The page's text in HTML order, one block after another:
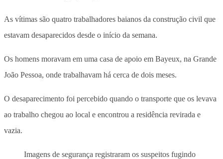
As vítimas são quatro trabalhadores baianos da construção civil que
estavam desaparecidos desde o início da semana.
Os homens moravam em uma casa de apoio em Bayeux, na Grande
João Pessoa, onde trabalhavam há cerca de dois meses.
O desaparecimento foi percebido quando o transporte que os levava
ao trabalho chegou ao local e encontrou a residência revirada e
vazia.
Imagens de segurança registraram os suspeitos fugindo